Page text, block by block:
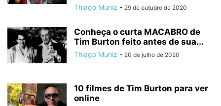
Thiago Muniz - 29 de outubro de 2020
Conheça o curta MACABRO de
Tim Burton feito antes de sua...
Thiago Muniz - 20 de julho de 2020
10 filmes de Tim Burton para ver
online